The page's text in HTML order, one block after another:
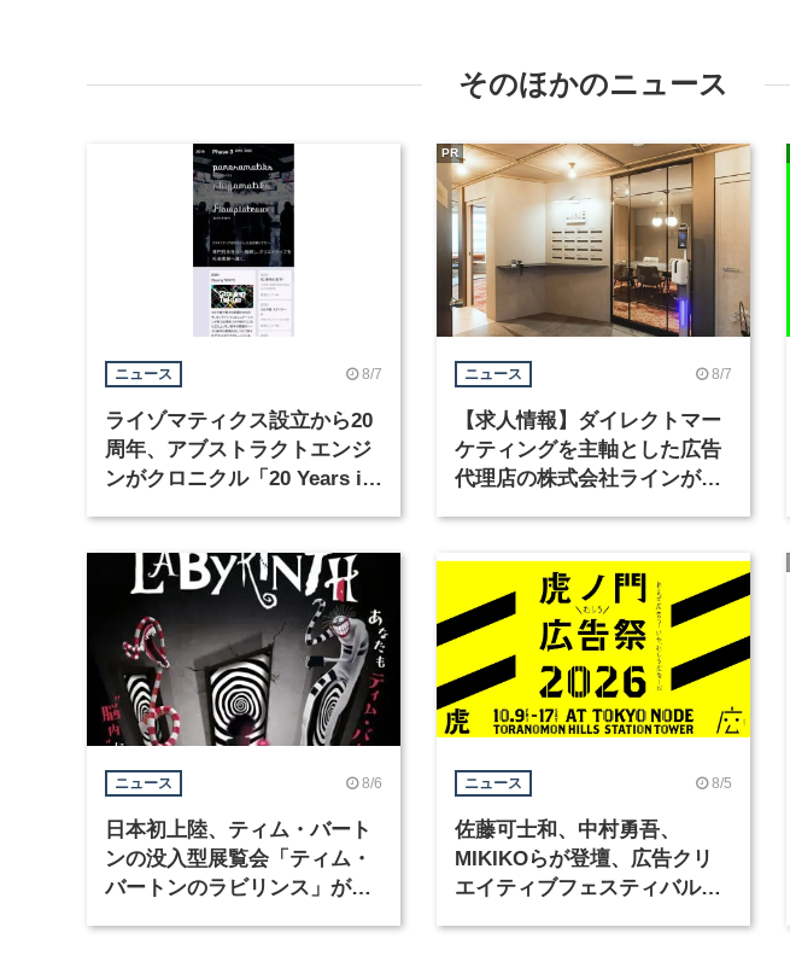
そのほかのニュース
ニュース 8/7
ライゾマティクス設立から20
周年、アブストラクトエンジ
ンがクロニクル「20 Years in
ニュース 8/7
【求人情報】ダイレクトマー
ケティングを主軸とした広告
代理店の株式会社ラインが、
PR
ニュース 8/6
日本初上陸、ティム・バート
ンの没入型展覧会「ティム・
バートンのラビリンス」が東
ニュース 8/5
佐藤可士和、中村勇吾、
MIKIKOらが登壇、広告クリ
エイティブフェスティバル